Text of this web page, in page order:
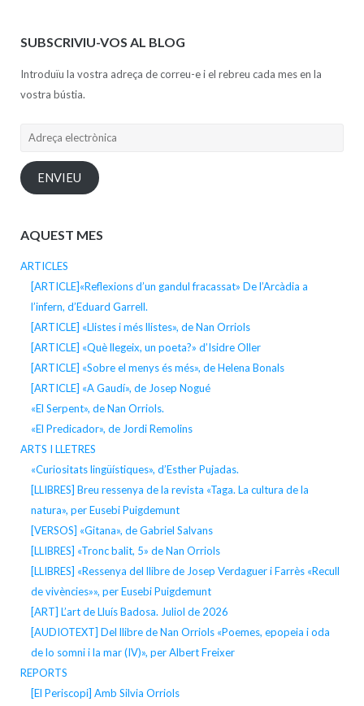
SUBSCRIVIU-VOS AL BLOG
Introduïu la vostra adreça de correu-e i el rebreu cada mes en la
vostra bústia.
Adreça
ENVIEU
AQUEST MES
ARTICLES
[ARTICLE]«Reflexions d’un gandul fracassat» De l’Arcàdia a
l’infern, d’Eduard Garrell.
[ARTICLE] «Llistes i més llistes», de Nan Orriols
[ARTICLE] «Què llegeix, un poeta?» d’Isidre Oller
[ARTICLE] «Sobre el menys és més», de Helena Bonals
[ARTICLE] «A Gaudí», de Josep Nogué
«El Serpent», de Nan Orriols.
«El Predicador», de Jordi Remolins
ARTS I LLETRES
«Curiositats lingüístiques», d’Esther Pujadas.
[LLIBRES] Breu ressenya de la revista «Taga. La cultura de la
natura», per Eusebi Puigdemunt
[VERSOS] «Gitana», de Gabriel Salvans
[LLIBRES] «Tronc balit, 5» de Nan Orriols
[LLIBRES] «Ressenya del llibre de Josep Verdaguer i Farrès «Recull
de vivències»», per Eusebi Puigdemunt
[ART] L’art de Lluís Badosa. Juliol de 2026
[AUDIOTEXT] Del llibre de Nan Orriols «Poemes, epopeia i oda
de lo somni i la mar (IV)», per Albert Freixer
REPORTS
[El Periscopi] Amb Silvia Orriols